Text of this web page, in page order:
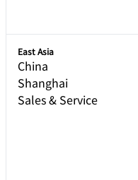
East Asia
China
Shanghai
Sales & Service